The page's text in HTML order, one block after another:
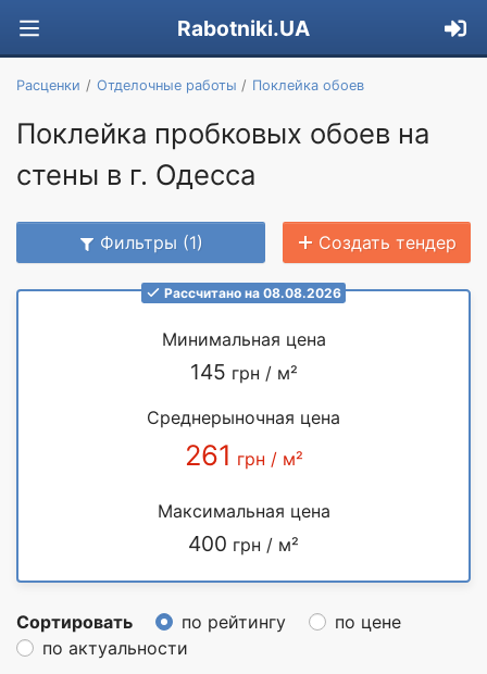
Rabotniki.UA
Расценки Отделочные работы Поклейка обоев
Поклейка пробковых обоев на
стены в г. Одесса
Фильтры (1) Создать тендер
Рассчитано на 08.08.2026
Минимальная цена
145 грн / м²
Среднерыночная цена
261 грн / м²
Максимальная цена
400 грн / м²
Сортировать по рейтингу
по цене
по актуальности